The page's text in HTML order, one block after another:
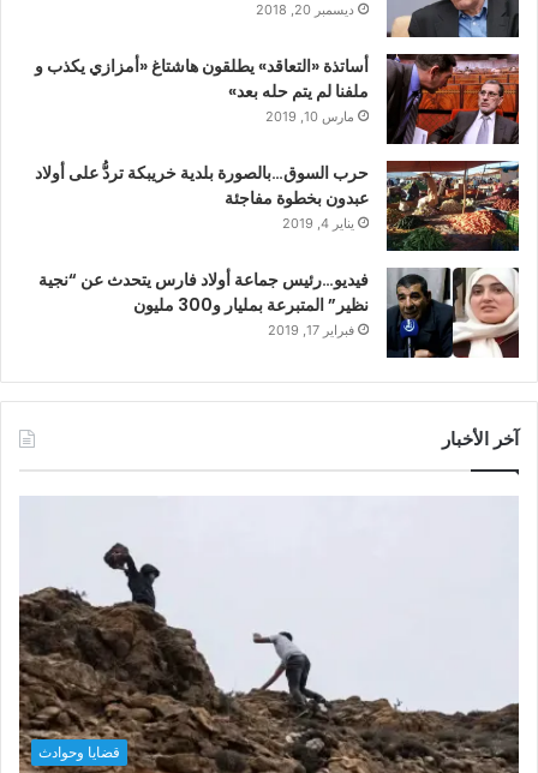
ديسمبر 20, 2018
أساتذة «التعاقد» يطلقون هاشتاغ «أمزازي يكذب و
ملفنا لم يتم حله بعد»
مارس 10, 2019
حرب السوق…بالصورة بلدية خريبكة تردُّ على أولاد
عبدون بخطوة مفاجئة
يناير 4, 2019
فيديو…رئيس جماعة أولاد فارس يتحدث عن “نجية
نظير” المتبرعة بمليار و300 مليون
فبراير 17, 2019
آخر الأخبار
قضايا وحوادث